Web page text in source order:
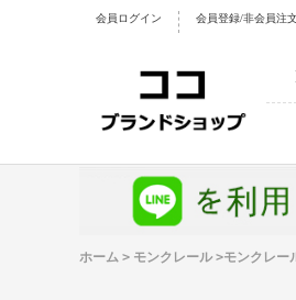
会員ログイン 会員登録/非会員注
ホーム > モンクレール >モンクレー